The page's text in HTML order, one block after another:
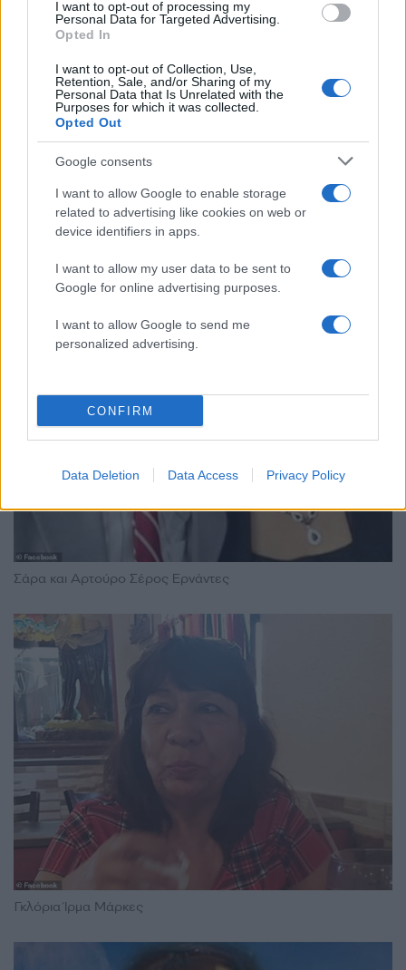
I want to opt-out of processing my
Personal Data for Targeted Advertising.
Opted In
I want to opt-out of Collection, Use,
Retention, Sale, and/or Sharing of my
Personal Data that Is Unrelated with the
Purposes for which it was collected.
Opted Out
Google consents
I want to allow Google to enable storage
related to advertising like cookies on web or
device identifiers in apps.
I want to allow my user data to be sent to
Google for online advertising purposes.
I want to allow Google to send me
personalized advertising.
CONFIRM
Data Deletion Data Access Privacy Policy
Μεταξύ των 20 νεκρών είναι έξι Μεξικανοί
πολίτες, ανακοίνωσε επίσημα ο πρόεδρος της
χώρας. Δυο απ’ αυτούς είναι η
Αρτούρο Σέρος Ερνάντες. Το θάνατό τους
ανακοίνωσαν τα παιδιά τους μέσω Facebook.
Την τελευταία της πνοή στο Ελ Πάσο από τα
πυρά του Κρούσιους έχασαν επίσης η
Γκλόρια
Μάρκες, οΧόρχε Καλβίγιο Γκαρσία , η
Μεντόζα ντε λα Μόρα.
Σάρα και Αρτούρο Σέρος Ερνάντες
Γκλόρια Ίρμα Μάρκες